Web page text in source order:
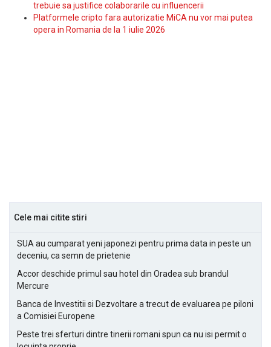
trebuie sa justifice colaborarile cu influencerii
Platformele cripto fara autorizatie MiCA nu vor mai putea
opera in Romania de la 1 iulie 2026
Cele mai citite stiri
SUA au cumparat yeni japonezi pentru prima data in peste un
deceniu, ca semn de prietenie
Accor deschide primul sau hotel din Oradea sub brandul
Mercure
Banca de Investitii si Dezvoltare a trecut de evaluarea pe piloni
a Comisiei Europene
Peste trei sferturi dintre tinerii romani spun ca nu isi permit o